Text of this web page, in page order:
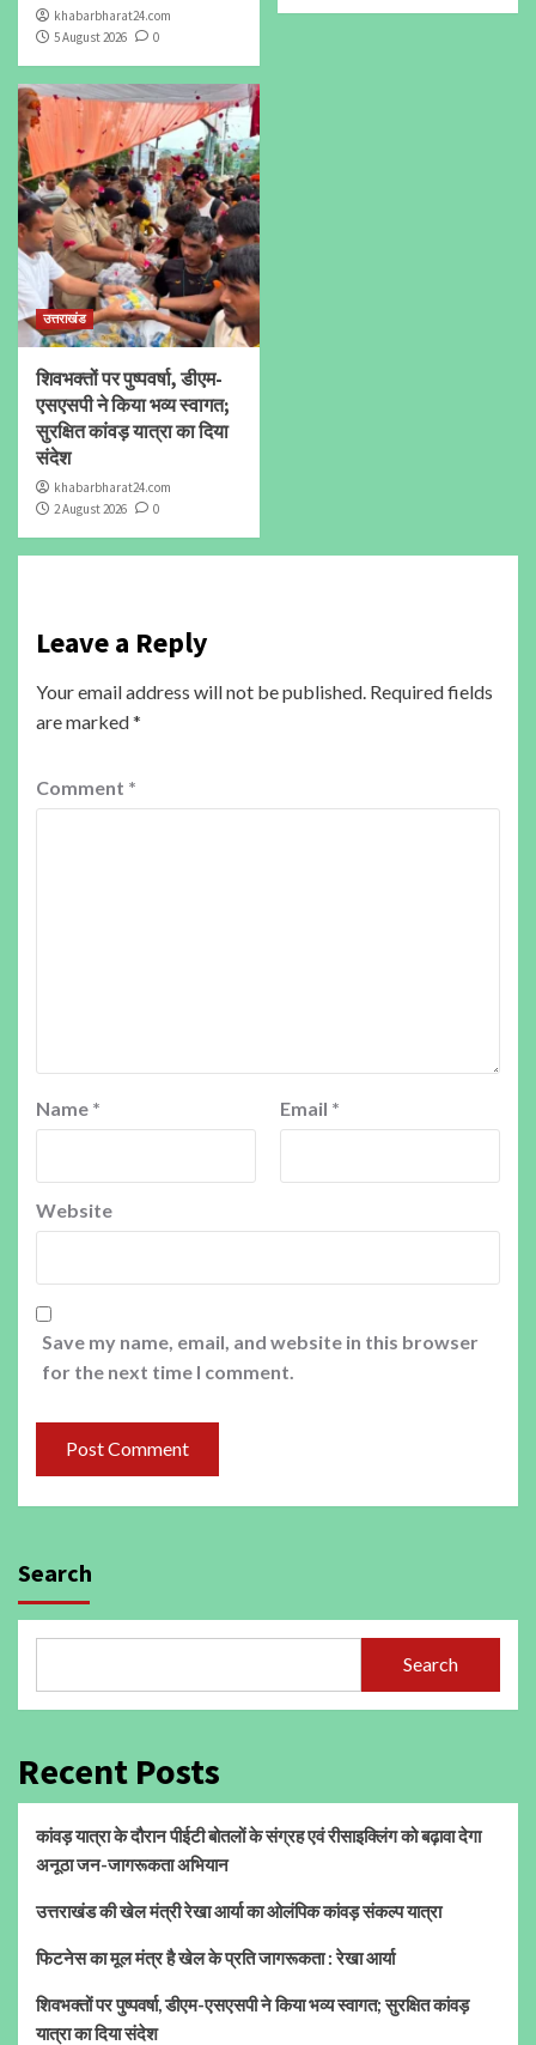
khabarbharat24.com
5 August 2026
0
उत्तराखंड
शिवभक्तों पर पुष्पवर्षा, डीएम-
एसएसपी ने किया भव्य स्वागत;
सुरक्षित कांवड़ यात्रा का दिया
संदेश
khabarbharat24.com
2 August 2026
0
Leave a Reply
Your email address will not be published. Required fields
are marked*
Comment *
Name * Email *
Website
Save my name, email, and website in this browser
for the next time I comment.
Search
Search
Recent Posts
कांवड़ यात्रा के दौरान पीईटी बोतलों के संग्रह एवं रीसाइक्लिंग को बढ़ावा देगा
अनूठा जन-जागरूकता अभियान
उत्तराखंड की खेल मंत्री रेखा आर्या का ओलंपिक कांवड़ संकल्प यात्रा
फिटनेस का मूल मंत्र है खेल के प्रति जागरूकता : रेखा आर्या
शिवभक्तों पर पुष्पवर्षा, डीएम-एसएसपी ने किया भव्य स्वागत; सुरक्षित कांवड़
यात्रा का दिया संदेश